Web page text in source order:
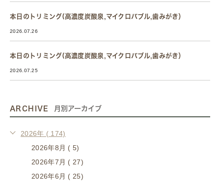
本日のトリミング(高濃度炭酸泉,マイクロバブル,歯みがき）
2026.07.26
本日のトリミング(高濃度炭酸泉,マイクロバブル,歯みがき）
2026.07.25
ARCHIVE 月別アーカイブ
2026年 ( 174)
2026年8月 ( 5)
2026年7月 ( 27)
2026年6月 ( 25)